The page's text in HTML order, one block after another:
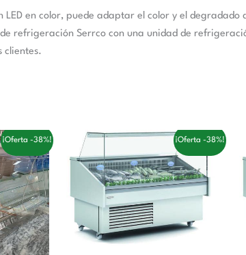
en color, puede adaptar el color y el degradado
refrigeración Serrco con una unidad de
clientes.
¡Oferta -38%!
€.
¡Oferta -38%!
El
original
era:
3.596,00 €.
El
precio
actual
es:
2.212,00 €.